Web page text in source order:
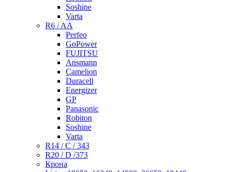
Soshine
Varta
R6 / AA
Perfeo
GoPower
FUJITSU
Ansmann
Camelion
Duracell
Energizer
GP
Panasonic
Robiton
Soshine
Varta
R14 / C / 343
R20 / D /373
Крона